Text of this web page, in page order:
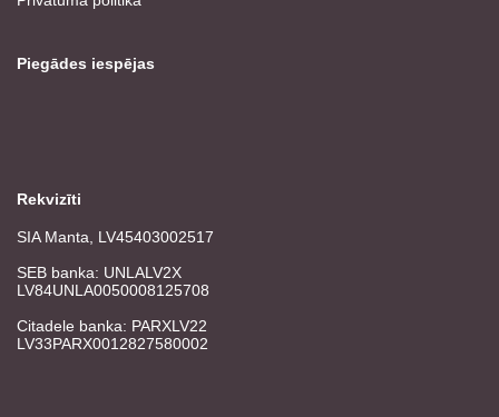
Piegādes iespējas
Rekvizīti
SIA Manta, LV45403002517
SEB banka: UNLALV2X
LV84UNLA0050008125708
Citadele banka: PARXLV22
LV33PARX0012827580002